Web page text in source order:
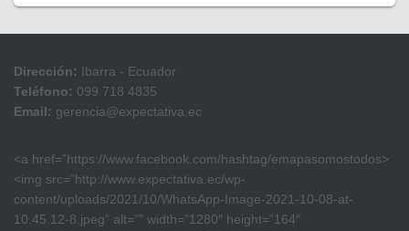
Dirección: Ibarra - Ecuador
Teléfono: 099 718 4835
Email: gerencia@expectativa.ec
<a href=”https://www.facebook.com/hashtag/emapasomostodos>
<img src=”http://www.expectativa.ec/wp-
content/uploads/2021/10/WhatsApp-Image-2021-10-08-at-
10.45.12-8.jpeg” alt=”” width=”1280″ height=”164″